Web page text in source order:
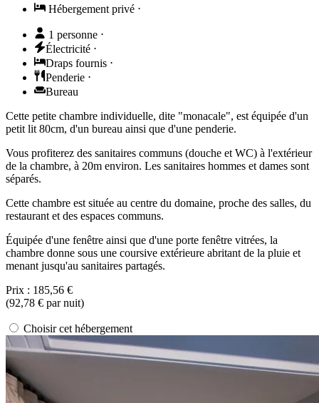
Hébergement privé ⋅
1 personne ⋅
Électricité ⋅
Draps fournis ⋅
Penderie ⋅
Bureau
Cette petite chambre individuelle, dite "monacale", est équipée d'un
petit lit 80cm, d'un bureau ainsi que d'une penderie.
Vous profiterez des sanitaires communs (douche et WC) à l'extérieur
de la chambre, à 20m environ. Les sanitaires hommes et dames sont
séparés.
Cette chambre est située au centre du domaine, proche des salles, du
restaurant et des espaces communs.
Équipée d'une fenêtre ainsi que d'une porte fenêtre vitrées, la
chambre donne sous une coursive extérieure abritant de la pluie et
menant jusqu'au sanitaires partagés.
Prix : 185,56 €
(92,78 € par nuit)
Choisir cet hébergement